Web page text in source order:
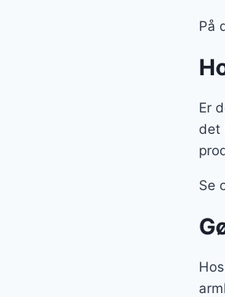
På
Er
det
Se